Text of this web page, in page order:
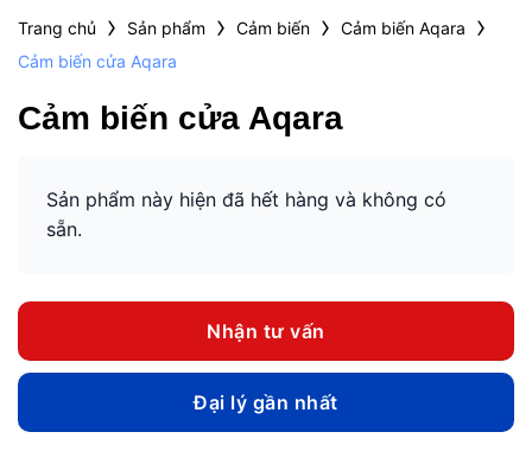
Trang chủ › Sản phẩm › Cảm biến › Cảm biến Aqara ›
Cảm biến cửa Aqara
Cảm biến cửa Aqara
Sản phẩm này hiện đã hết hàng và không có
sẵn.
Nhận tư vấn
Đại lý gần nhất